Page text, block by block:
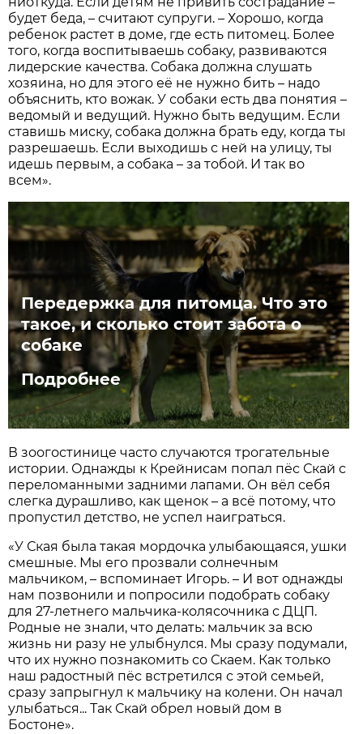
будет беда, – считают супруги. – Хорошо, когда
ребенок растет в доме, где есть питомец. Более
того, когда воспитываешь собаку, развиваются
лидерские качества. Собака должна слушать
хозяина, но для этого её не нужно бить – надо
объяснить, кто вожак. У собаки есть два понятия –
ведомый и ведущий. Нужно быть ведущим. Если
ставишь миску, собака должна брать еду, когда ты
разрешаешь. Если выходишь с ней на улицу, ты
идешь первым, а собака – за тобой. И так во
всем».
Передержка для питомца. Что это
такое, и сколько стоит забота о
собаке
Подробнее
В зоогостинице часто случаются трогательные
истории. Однажды к Крейнисам попал пёс Скай с
переломанными задними лапами. Он вёл себя
слегка дурашливо, как щенок – а всё потому, что
пропустил детство, не успел наиграться.
«У Ская была такая мордочка улыбающаяся, ушки
смешные. Мы его прозвали солнечным
мальчиком, – вспоминает Игорь. – И вот однажды
нам позвонили и попросили подобрать собаку
для 27-летнего мальчика-колясочника с ДЦП.
Родные не знали, что делать: мальчик за всю
жизнь ни разу не улыбнулся. Мы сразу подумали,
что их нужно познакомить со Скаем. Как только
наш радостный пёс встретился с этой семьей,
сразу запрыгнул к мальчику на колени. Он начал
улыбаться... Так Скай обрел новый дом в
Бостоне».